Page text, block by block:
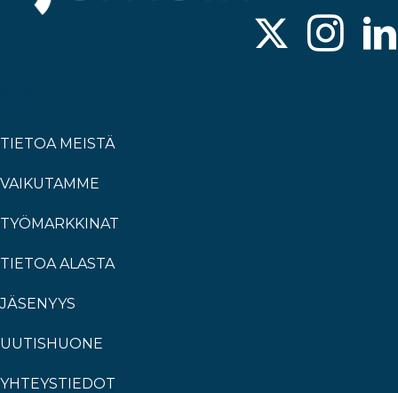
TIETOA MEISTÄ
VAIKUTAMME
TYÖMARKKINAT
TIETOA ALASTA
JÄSENYYS
UUTISHUONE
YHTEYSTIEDOT